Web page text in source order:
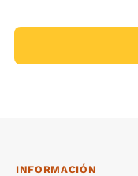
INFORMACIÓN